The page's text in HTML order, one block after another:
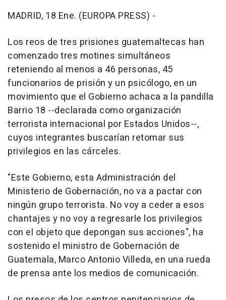
MADRID, 18 Ene. (EUROPA PRESS) -
Los reos de tres prisiones guatemaltecas han
comenzado tres motines simultáneos
reteniendo al menos a 46 personas, 45
funcionarios de prisión y un psicólogo, en un
movimiento que el Gobierno achaca a la pandilla
Barrio 18 --declarada como organización
terrorista internacional por Estados Unidos--,
cuyos integrantes buscarían retomar sus
privilegios en las cárceles.
"Este Gobierno, esta Administración del
Ministerio de Gobernación, no va a pactar con
ningún grupo terrorista. No voy a ceder a esos
chantajes y no voy a regresarle los privilegios
con el objeto que depongan sus acciones", ha
sostenido el ministro de Gobernación de
Guatemala, Marco Antonio Villeda, en una rueda
de prensa ante los medios de comunicación.